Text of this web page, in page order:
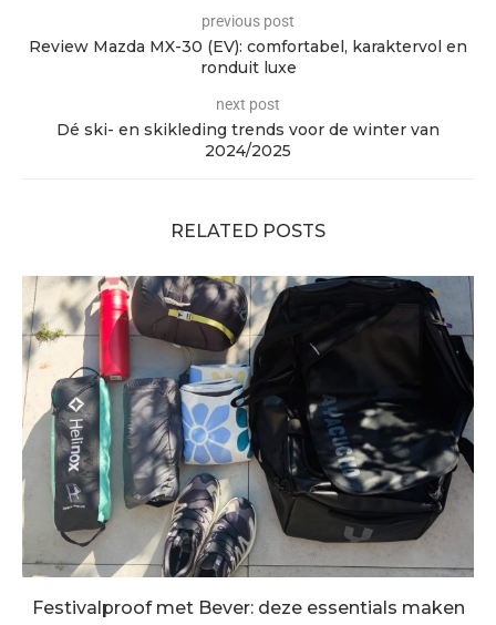
previous post
Review Mazda MX-30 (EV): comfortabel, karaktervol en
ronduit luxe
next post
Dé ski- en skikleding trends voor de winter van
2024/2025
RELATED POSTS
Festivalproof met Bever: deze essentials maken